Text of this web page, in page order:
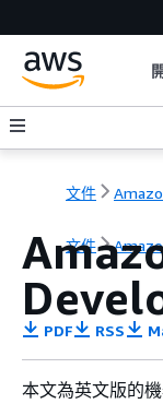
文件
文件
PDF RSS
本文為英文版的